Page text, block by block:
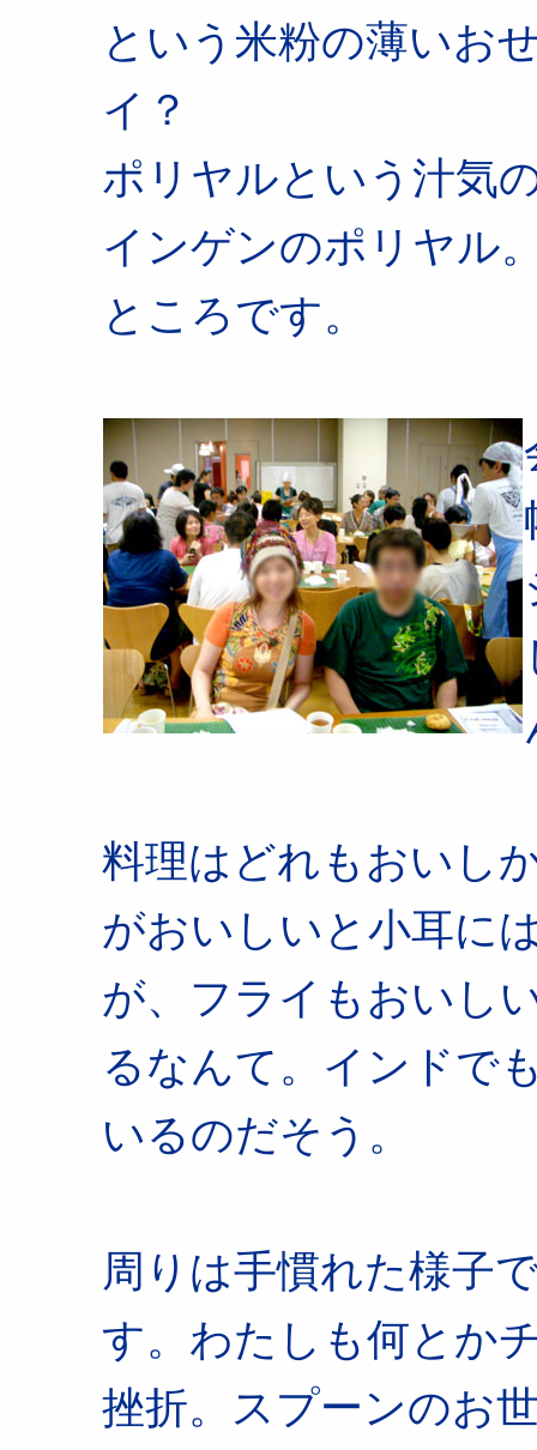
という米粉の薄いお
イ？
ポリヤルという汁気
インゲンのポリヤル
ところです。
料理はどれもおいし
がおいしいと小耳に
が、フライもおいし
るなんて。インドで
いるのだそう。
周りは手慣れた様子
す。わたしも何とか
挫折。スプーンのお